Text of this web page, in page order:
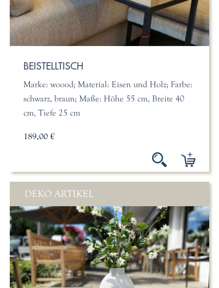
BEISTELLTISCH
Marke: woood; Material: Eisen und Holz; Farbe:
schwarz, braun; Maße: Höhe 55 cm, Breite 40
cm, Tiefe 25 cm
189,00 €
DEKO ARTIKEL